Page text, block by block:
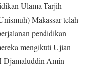
Ulama Tarjih
Makassar telah
pendidikan
mengikuti Ujian
Djamaluddin Amin